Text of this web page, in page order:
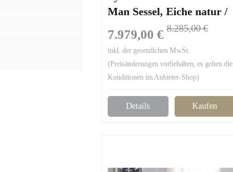
Man Sessel, Eiche natur /
Sheepskin Moonlight
7.979,00 € 8.285,00 €
inkl. der gesetzlichen MwSt.
(Preisänderungen vorbehalten, es gelten die
Konditionen im Anbieter-Shop)
Details Kaufen